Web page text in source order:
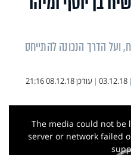
ועל הדרך הנכונה להתייחס
|
03.12.18
| עודכן08.12.18 21:16
This
The media could not be
server or network failed